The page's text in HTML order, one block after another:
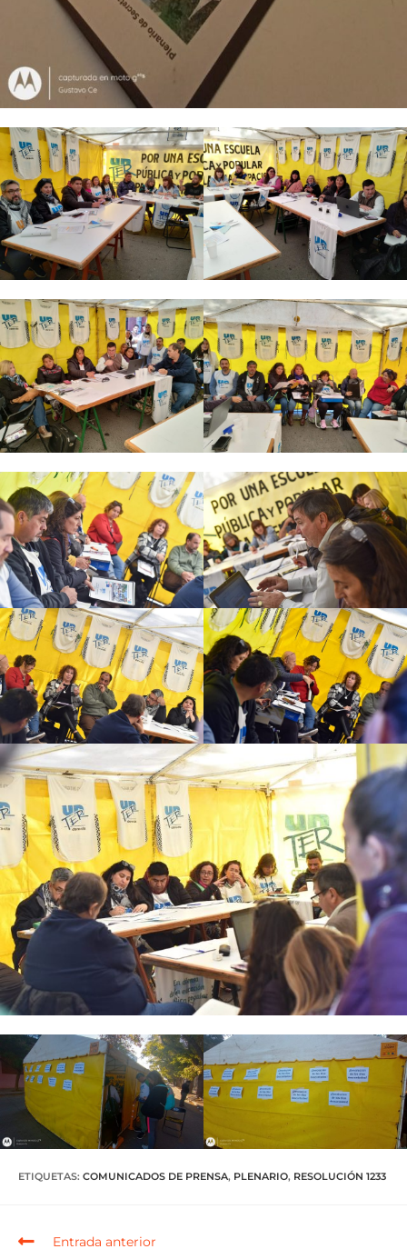
ETIQUETAS: COMUNICADOS DE PRENSA, PLENARIO, RESOLUCIÓN 1233
Entrada anterior